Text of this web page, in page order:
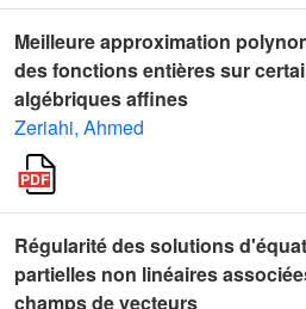
Meilleure approximation
des fonctions entières sur
algébriques affines
Zeriahi, Ahmed
Régularité des solutions
partielles non linéaires
champs de vecteurs